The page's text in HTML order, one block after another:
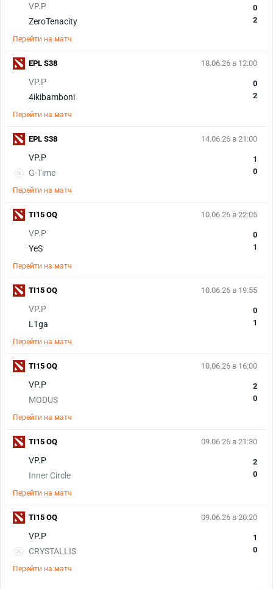
VP.P
ZeroTenacity
0
2
Перейти на матч
18.06.26 в 12:00
VP.P
4ikibamboni
0
2
Перейти на матч
EPL S38
14.06.26 в 21:00
VP.P
G-Time
1
0
Перейти на матч
EPL S38
10.06.26 в 22:05
VP.P
YeS
0
1
Перейти на матч
TI15 OQ
10.06.26 в 19:55
VP.P
L1ga
0
1
Перейти на матч
TI15 OQ
10.06.26 в 16:00
VP.P
MODUS
2
0
Перейти на матч
TI15 OQ
09.06.26 в 21:30
VP.P
Inner Circle
2
0
Перейти на матч
TI15 OQ
09.06.26 в 20:20
VP.P
CRYSTALLIS
1
0
Перейти на матч
TI15 OQ